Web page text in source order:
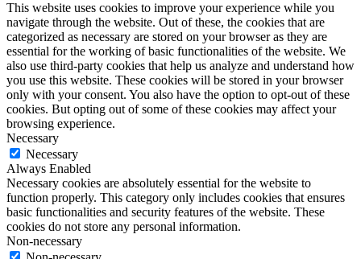
This website uses cookies to improve your experience while you
navigate through the website. Out of these, the cookies that are
categorized as necessary are stored on your browser as they are
essential for the working of basic functionalities of the website. We
also use third-party cookies that help us analyze and understand how
you use this website. These cookies will be stored in your browser
only with your consent. You also have the option to opt-out of these
cookies. But opting out of some of these cookies may affect your
browsing experience.
Necessary
Necessary
Always Enabled
Necessary cookies are absolutely essential for the website to
function properly. This category only includes cookies that ensures
basic functionalities and security features of the website. These
cookies do not store any personal information.
Non-necessary